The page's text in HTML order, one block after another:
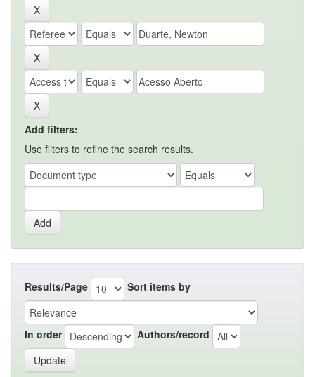
Add filters:
Use filters to refine the search results.
Results/Page Sort items by
In order Authors/record